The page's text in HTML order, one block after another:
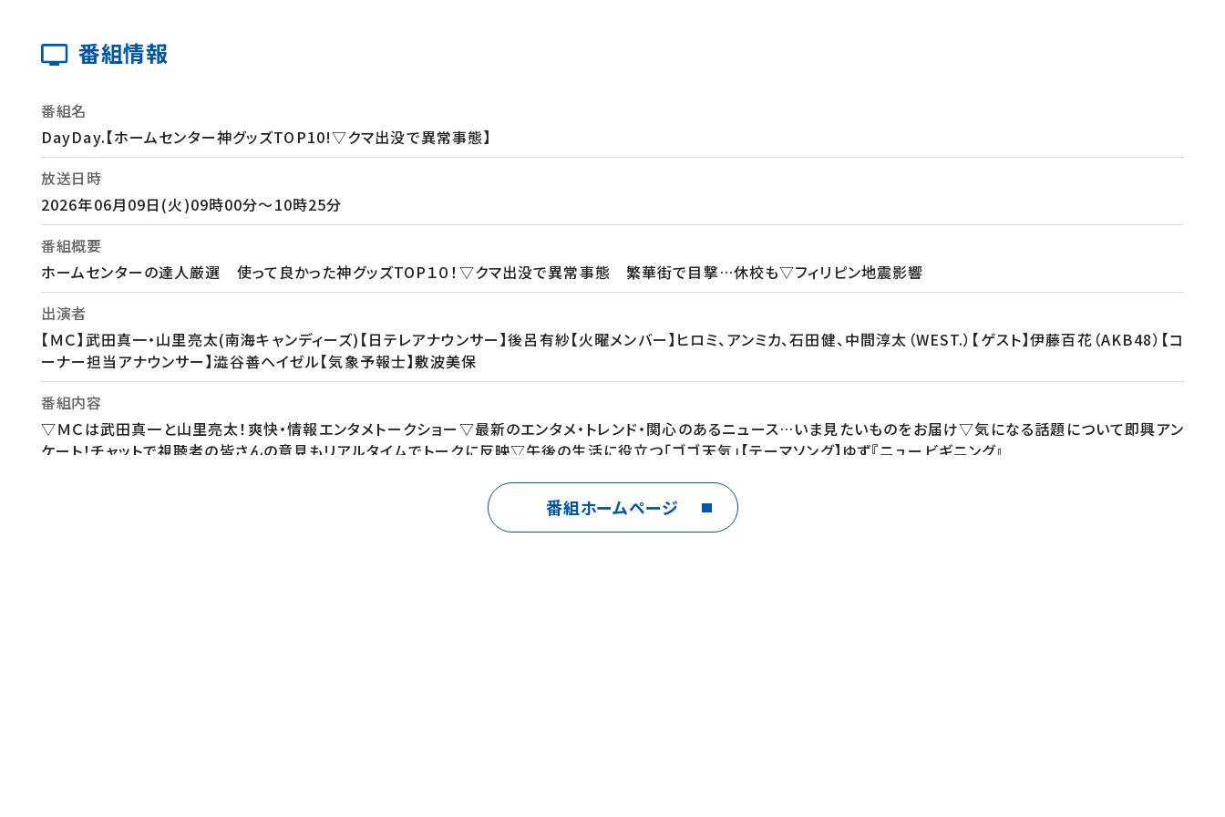
番組情報
番組名
DayDay.【ホームセンター神グッズTOP10!▽クマ出没で異常事態】
放送日時
2026年06月09日(火)09時00分～10時25分
番組概要
ホームセンターの達人厳選 使って良かった神グッズTOP１０！▽クマ出没で異常事態 繁華街で目撃…休校も▽フィリピン地震影響
出演者
【ＭＣ】武田真一・山里亮太(南海キャンディーズ)【日テレアナウンサー】後呂有紗【火曜メンバー】ヒロミ、アンミカ、石田健、中間淳太（WEST.）【ゲスト】伊藤百花（AKB48）【コ
ーナー担当アナウンサー】澁谷善ヘイゼル【気象予報士】敷波美保
番組内容
▽ＭＣは武田真一と山里亮太！爽快・情報エンタメトークショー▽最新のエンタメ・トレンド・関心のあるニュース…いま見たいものをお届け▽気になる話題について即興アン
ケート！チャットで視聴者の皆さんの意見もリアルタイムでトークに反映▽午後の生活に役立つ「ゴゴ天気」【テーマソング】ゆず『ニュービギニング』
番組ホームページ